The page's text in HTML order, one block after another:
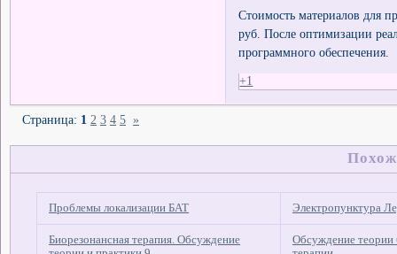
Стоимость материалов для
руб. После оптимизации
программного обеспечения.
+1
Страница: 1 2 3 4 5 »
Проблемы локализации БАТ Электропунктура
Биорезонансная терапия. Обсуждение
Обсуждение теории